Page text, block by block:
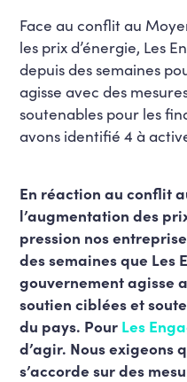
Face au conflit au
les prix d’énergie, Les
depuis des semaines
agisse avec des
soutenables pour les
avons identifié 4 à
En réaction au conflit
l’augmentation des
pression nos
des semaines que Les
gouvernement agisse
soutien ciblées et
du pays. Pour Les
d’agir. Nous exigeons
s’accorde sur des